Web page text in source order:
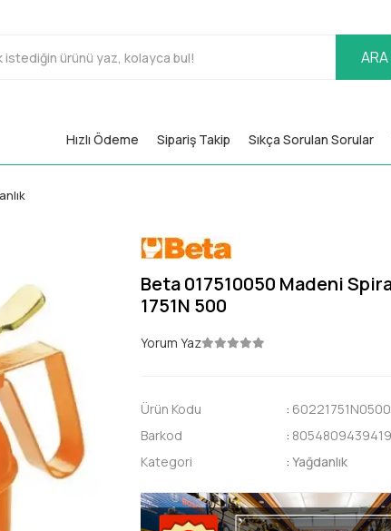
ARA
Hızlı Ödeme Sipariş Takip Sıkça Sorulan Sorular
Beta 017510050 Madeni
1751N 500
Yorum Yaz
Ürün Kodu : 60221751N0500
Barkod
: 8054809439419
Kategori
:Yağdanlık